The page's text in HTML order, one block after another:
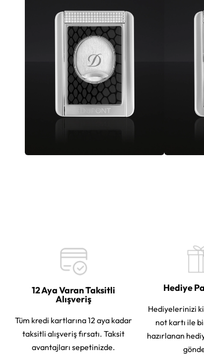
12 Aya Varan Taksitli
Alışveriş
Tüm kredi kartlarına 12 aya kadar
taksitli alışveriş fırsatı. Taksit
avantajları sepetinizde.
Hediye
Hediyelerinizi
not kartı ile
hazırlanan